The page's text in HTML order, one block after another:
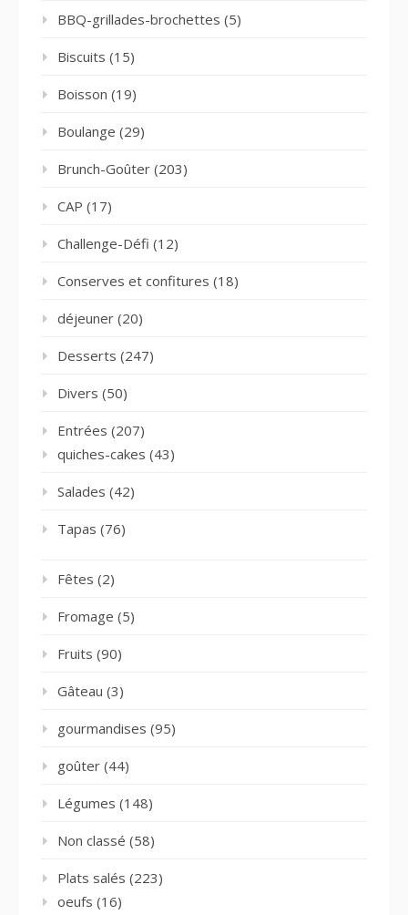
BBQ-grillades-brochettes (5)
Biscuits (15)
Boisson (19)
Boulange (29)
Brunch-Goûter (203)
CAP (17)
Challenge-Défi (12)
Conserves et confitures (18)
déjeuner (20)
Desserts (247)
Divers (50)
Entrées (207)
quiches-cakes (43)
Salades (42)
Tapas (76)
Fêtes (2)
Fromage (5)
Fruits (90)
Gâteau (3)
gourmandises (95)
goûter (44)
Légumes (148)
Non classé (58)
Plats salés (223)
oeufs (16)